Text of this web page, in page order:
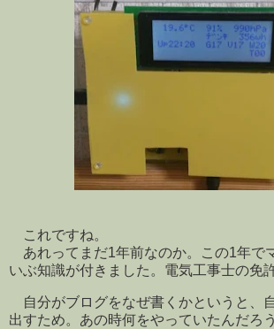
これですね。
あれってまだ1年前なのか。この1年で
いぶ知識が付きました。電気工事士の免
自分がブログをなぜ書くかというと、
出すため。あの時何をやっていたんだろ